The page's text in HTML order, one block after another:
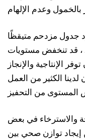
جدول مزدحم متيقظًا
، قد تنخفض مستويات
الإنتاجية والإنجاز
لدينا الكثير من العمل
والاسترخاء في بعض
إيجاد توازن صحي بين